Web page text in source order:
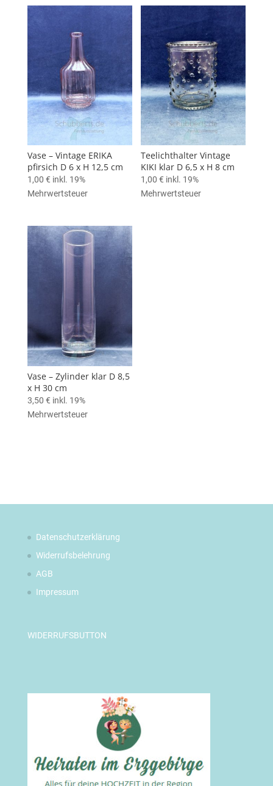
Vase – Vintage ERIKA
pfirsich D 6 x H 12,5 cm
1,00 € inkl. 19%
Mehrwertsteuer
Teelichthalter Vintage
KIKI klar D 6,5 x H 8 cm
1,00€ inkl. 19%
Mehrwertsteuer
Vase – Zylinder klar D 8,5
x H 30 cm
3,50 € inkl. 19%
Mehrwertsteuer
Datenschutzerklärung
Widerrufsbelehrung
AGB
Impressum
WIDERRUFSBUTTON